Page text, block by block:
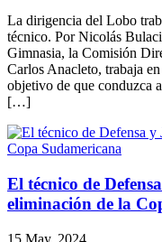
La dirigencia del Lobo
técnico. Por Nicolás
Gimnasia, la Comisión
Carlos Anacleto, trabaja
objetivo de que conduzca
[…]
El técnico de
eliminación de la
15 May, 2024